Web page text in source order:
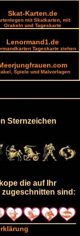
Skat-Karten.de
mit Skatkarten, mit
Orakeln und Tageskarte
Lenormand1.de
Tageskarte ziehen
Spiele und Malvorlagen
Sternzeichen
die auf Ihr
zugeschnitten sind: